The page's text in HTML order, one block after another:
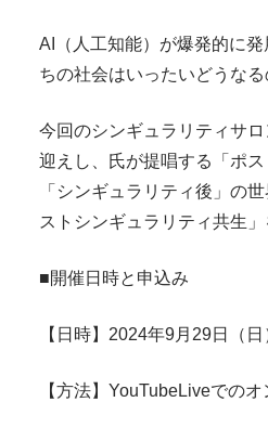
AI（人工知能）が爆発的に
ちの社会はいったいどうな
今回のシンギュラリティサ
迎えし、氏が提唱する「ポ
「シンギュラリティ後」の
ストシンギュラリティ共生
■開催日時と申込み
【日時】2024年9月29日（日
【方法】YouTubeLiveでの